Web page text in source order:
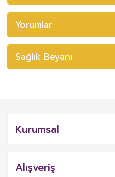
Yorumlar
Sağlık Beyanı
Kurumsal
Alışveriş